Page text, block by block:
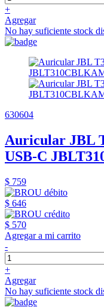
+
Agregar
No hay suficiente stock
630604
Auricular JBL
USB-C
$ 759
$ 646
$ 570
Agregar a mi carrito
-
+
Agregar
No hay suficiente stock